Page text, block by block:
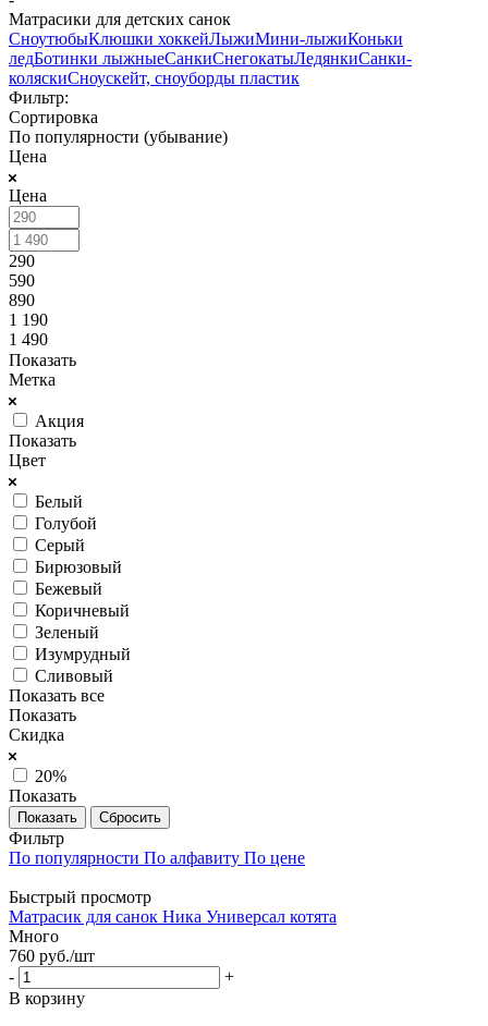
Матрасики для детских санок
СноутюбыКлюшки хоккейЛыжиМини-лыжиКоньки
ледБотинки лыжныеСанкиСнегокатыЛедянкиСанки-
коляскиСноускейт, сноуборды пластик
Фильтр:
Сортировка
По популярности (убывание)
Цена
Цена
290
590
890
1 190
1 490
Показать
Метка
Акция
Показать
Цвет
Белый
Голубой
Серый
Бирюзовый
Бежевый
Коричневый
Зеленый
Изумрудный
Сливовый
Показать все
Показать
Скидка
20%
Показать
Сбросить
Фильтр
По популярности По алфавиту По цене
Быстрый просмотр
Матрасик для санок Ника Универсал котята
Много
760 руб./шт
-
+
В корзину